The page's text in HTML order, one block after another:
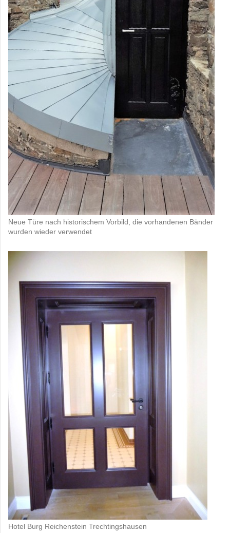
Neue Türe nach historischem Vorbild, die vorhandenen Bänder
wurden wieder verwendet
Hotel Burg Reichenstein Trechtingshausen